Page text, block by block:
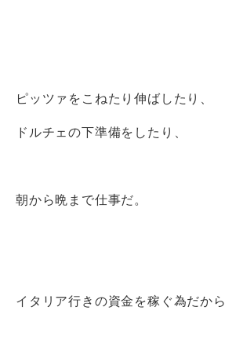
ピッツァをこねたり伸ばしたり、
ドルチェの下準備をしたり、
朝から晩まで仕事だ。
イタリア行きの資金を稼ぐ為だか